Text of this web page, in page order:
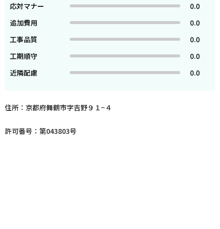
応対マナー
0.0
追加費用
0.0
工事品質
0.0
工期順守
0.0
近隣配慮
0.0
住所：京都府舞鶴市字吉野９１−４
許可番号：第043803号